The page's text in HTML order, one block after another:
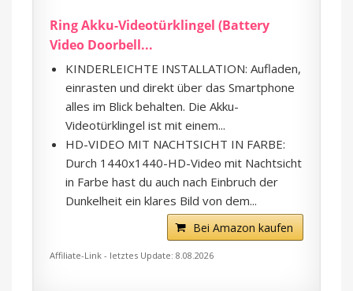
Ring Akku-Videotürklingel (Battery
Video Doorbell...
KINDERLEICHTE INSTALLATION: Aufladen,
einrasten und direkt über das Smartphone
alles im Blick behalten. Die Akku-
Videotürklingel ist mit einem...
HD-VIDEO MIT NACHTSICHT IN FARBE:
Durch 1440x1440-HD-Video mit Nachtsicht
in Farbe hast du auch nach Einbruch der
Dunkelheit ein klares Bild von dem...
Bei Amazon kaufen
Affiliate-Link - letztes Update: 8.08.2026